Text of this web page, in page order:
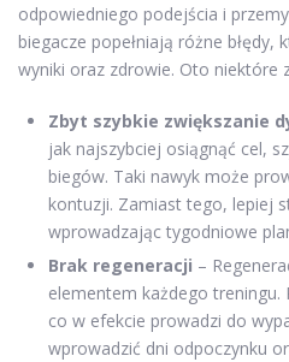
odpowiedniego podejścia i
biegacze popełniają różne błędy,
wyniki oraz zdrowie. Oto niektóre
Zbyt szybkie zwiększanie
jak najszybciej osiągnąć cel,
biegów. Taki nawyk może
kontuzji. Zamiast tego, lepiej
wprowadzając tygodniowe
Brak regeneracji –
elementem każdego
co w efekcie prowadzi do
wprowadzić dni odpoczynku